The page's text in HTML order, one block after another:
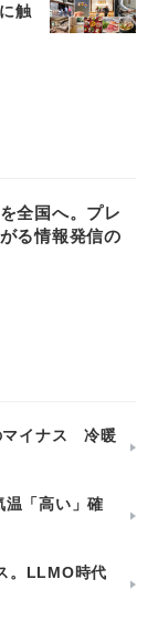
触
全国へ。プレ
る情報発信の
マイナス 冷暖
「高い」確
。LLMO時代